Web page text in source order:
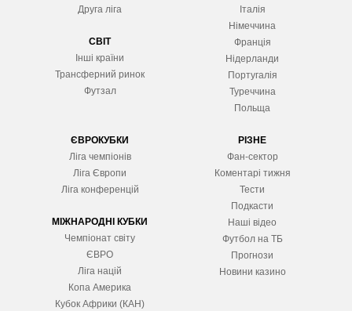
Друга ліга
СВІТ
Інші країни
Трансферний ринок
Футзал
Італія
Німеччина
Франція
Нідерланди
Португалія
Туреччина
Польща
ЄВРОКУБКИ
Ліга чемпіонів
Ліга Європи
Ліга конференцій
МІЖНАРОДНІ КУБКИ
Чемпіонат світу
ЄВРО
Ліга націй
Копа Америка
Кубок Африки (КАН)
РІЗНЕ
Фан-сектор
Коментарі тижня
Тести
Подкасти
Наші відео
Футбол на ТБ
Прогнози
Новини казино